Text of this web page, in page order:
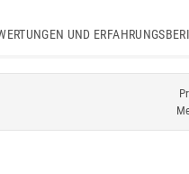
UND